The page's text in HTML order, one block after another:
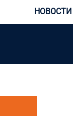
НОВОСТИ